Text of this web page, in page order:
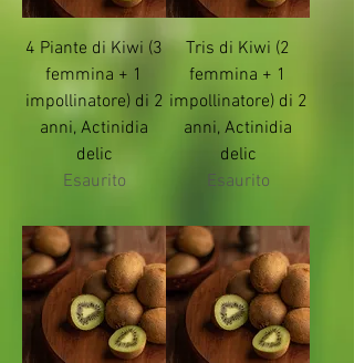
4 Piante di Kiwi (3
femmina + 1
impollinatore) di 2
anni, Actinidia
delic
Esaurito
Tris di Kiwi (2
femmina + 1
impollinatore) di 2
anni, Actinidia
delic
Esaurito